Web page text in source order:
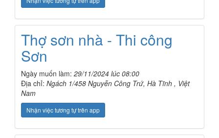
Thợ sơn nhà - Thi công
Sơn
Ngày muốn làm: 29/11/2024 lúc 08:00
Địa chỉ: Ngách 1/458 Nguyễn Công Trứ, Hà Tĩnh , Việt
Nam
Nhận việc tương tự trên app